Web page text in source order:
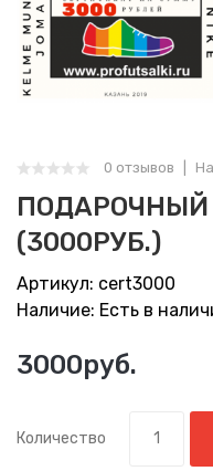
0 отзывов
(3000РУБ.)
Артикул: cert3000
Наличие: Есть в
3000руб.
Количество